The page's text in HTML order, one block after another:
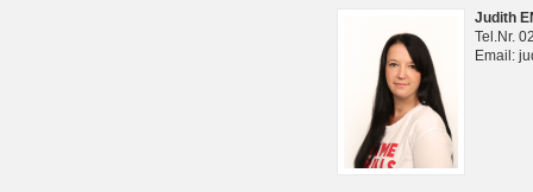
Judith
Tel.Nr.
Email: